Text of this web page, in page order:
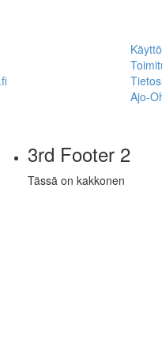
Ajo-
3rd Footer 2
Tässä on kakkonen